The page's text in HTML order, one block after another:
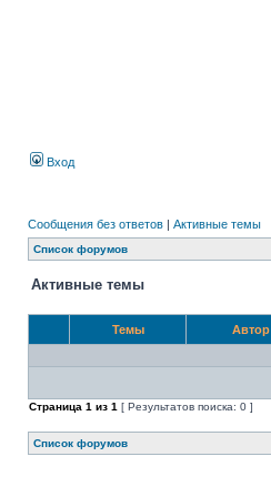
Вход
Сообщения без ответов | Активные темы
Список форумов
Активные темы
Темы Автор
Страница 1 из 1 [ Результатов поиска: 0 ]
Список форумов